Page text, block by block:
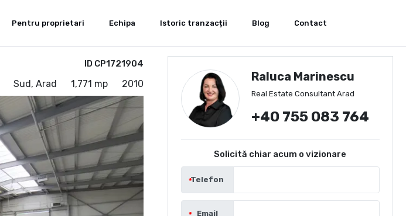
Pentru proprietari Echipa Istoric tranzacții Blog Contact
ID CP1721904
Sud, Arad 1,771 mp 2010
Raluca Marinescu
Real Estate Consultant Arad
+40 755 083 764
Solicită chiar acum o vizionare
Telefon
Email